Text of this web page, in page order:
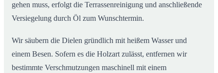
gehen muss, erfolgt die Terrassenreinigung und anschließende
Versiegelung durch Öl zum Wunschtermin.
Wir säubern die Dielen gründlich mit heißem Wasser und
einem Besen. Sofern es die Holzart zulässt, entfernen wir
bestimmte Verschmutzungen maschinell mit einem